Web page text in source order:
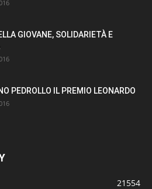
GIOVANE, SOLIDARIETÀ E
PEDROLLO IL PREMIO LEONARDO
21554